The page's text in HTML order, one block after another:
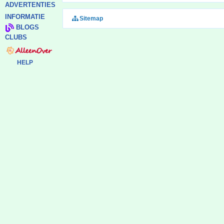
ADVERTENTIES
INFORMATIE
BLOGS
CLUBS
HELP
Sitemap